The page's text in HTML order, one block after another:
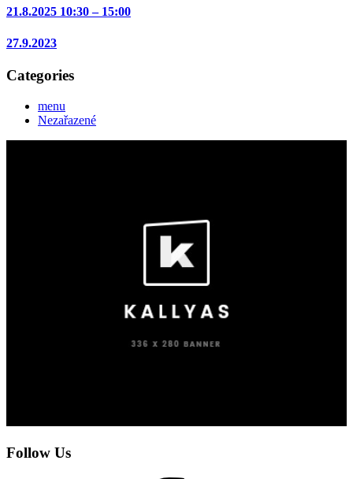
21.8.2025 10:30 – 15:00
27.9.2023
Categories
menu
Nezařazené
Follow Us